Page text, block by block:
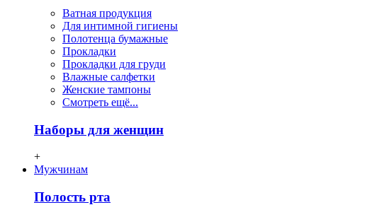
Ватная продукция
Для интимной гигиены
Полотенца бумажные
Прокладки
Прокладки для груди
Влажные салфетки
Женские тампоны
Смотреть ещё...
Наборы для женщин
+
Мужчинам
Полость рта